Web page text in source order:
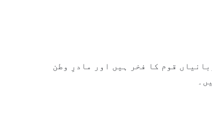
قوم کا فخر ہیں اور مادرِ وطن